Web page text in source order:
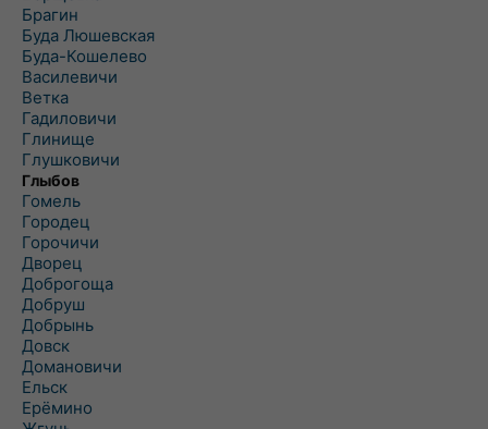
Брагин
Буда Люшевская
Буда-Кошелево
Василевичи
Ветка
Гадиловичи
Глинище
Глушковичи
Глыбов
Гомель
Городец
Горочичи
Дворец
Доброгоща
Добруш
Добрынь
Довск
Домановичи
Ельск
Ерёмино